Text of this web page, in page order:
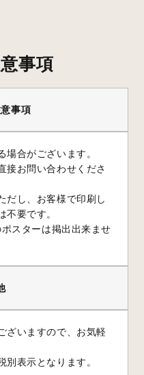
事項
事項
場合がございます。
接お問い合わせくださ
だし、お客様で印刷し
不要です。
スターは掲出出来ませ
ざいますので、お気軽
別表示となります。